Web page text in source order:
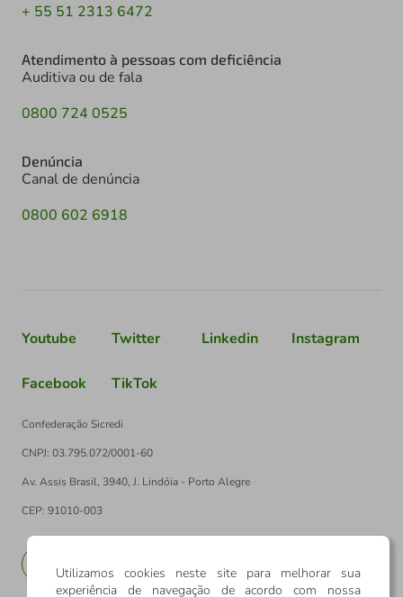
+ 55 51 2313 6472
Atendimento à pessoas com deficiência
Auditiva ou de fala
0800 724 0525
Denúncia
Canal de denúncia
0800 602 6918
Youtube Twitter Linkedin Instagram
Facebook TikTok
Confederação Sicredi
CNPJ: 03.795.072/0001-60
Av. Assis Brasil, 3940, J. Lindóia - Porto Alegre
CEP: 91010-003
Utilizamos cookies neste site para melhorar sua
experiência de navegação de acordo com nossa